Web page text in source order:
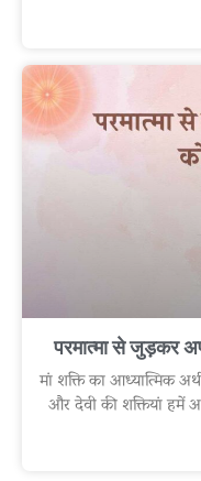
परमात्मा से जुड़कर
मां शक्ति का आध्यात्मिक
और देवी की शक्तियां हमें